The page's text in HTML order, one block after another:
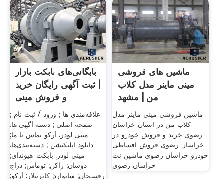
بایگانی‌های بابکت بازار
| ثبت آگهی رایگان خرید
و فروش مینی
علاقه‌مندی ها ; ورود / ثبت نام ;
صفحه اصلی ; دسته آگهی ها.
مینی لودر. آرکو تماس با ما;
دانلود اپلیکیشن ; دسته‌بندی‌ها.
مینی لودر. بابکت; هیوندای;
دوسان; راکن; توماس; دراج
رفسنجان; سانوارد; کاترپیلار; آرکو;
ماشین های فروشی
مینی ماینر مدل کلاب
من‏ | مشهد
ماشین فروشی مینی ماینر مدل
کلاب من‏ در استان خراسان
رضوی خرید و فروش خودرو در
خراسان رضوی فروش اقساطی
خودرو خراسان رضوی ماشین نت
خراسان رضوی